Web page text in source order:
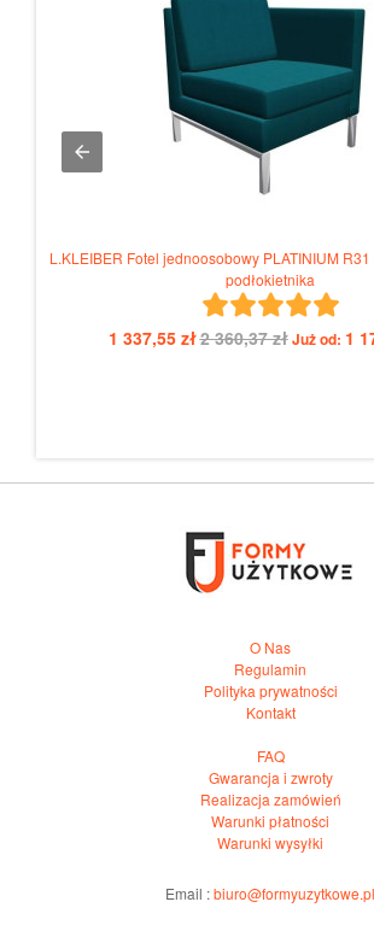
L.KLEIBER Fotel jednoosobowy PLATINIUM
podłokietnika
1 337,55 zł2 360,37 złJuż od: 1
O Nas
Regulamin
Polityka prywatności
Kontakt
FAQ
Gwarancja i zwroty
Realizacja zamówień
Warunki płatności
Warunki wysyłki
Email :biuro@formyuzytkowe.pl